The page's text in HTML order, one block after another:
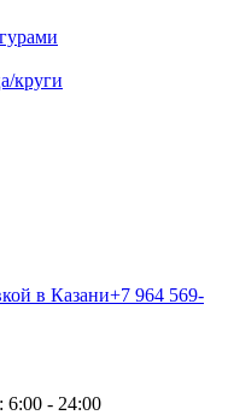
круги
+7 964 569-
6:00 - 24:00